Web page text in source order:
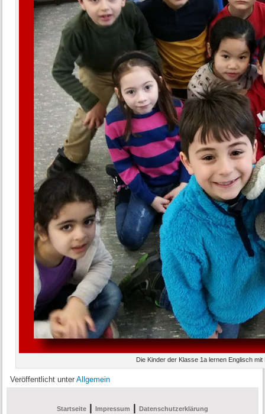
Die Kinder der Klasse 1a lernen Englisch mit
Veröffentlicht unter Allgemein
Startseite | Impressum | Datenschutzerklärung